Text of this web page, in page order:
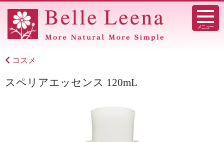
メニュー
コスメ
スペリアエッセンス 120mL